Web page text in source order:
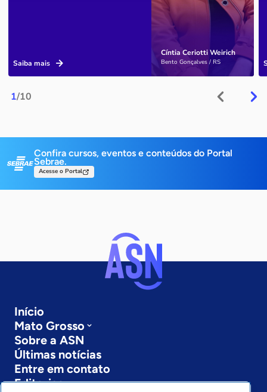
1/10
Cíntia Ceriotti Weirich
Bento Gonçalves / RS
Saiba mais
Confira cursos, eventos e conteúdos do Portal
Sebrae.
Acesse o Portal
Início
Mato Grosso
Sobre a ASN
Últimas notícias
Entre em contato
Editorias